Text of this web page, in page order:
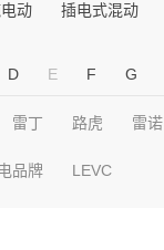
动 插电式混动
D E F G
雷丁 路虎 雷诺
品牌 LEVC